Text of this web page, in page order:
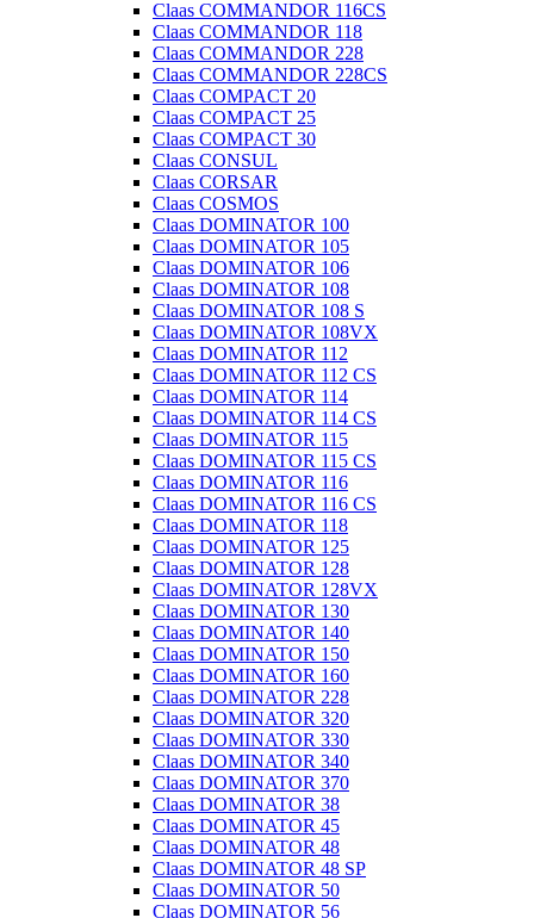
Claas COMMANDOR 116CS
Claas COMMANDOR 118
Claas COMMANDOR 228
Claas COMMANDOR 228CS
Claas COMPACT 20
Claas COMPACT 25
Claas COMPACT 30
Claas CONSUL
Claas CORSAR
Claas COSMOS
Claas DOMINATOR 100
Claas DOMINATOR 105
Claas DOMINATOR 106
Claas DOMINATOR 108
Claas DOMINATOR 108 S
Claas DOMINATOR 108VX
Claas DOMINATOR 112
Claas DOMINATOR 112 CS
Claas DOMINATOR 114
Claas DOMINATOR 114 CS
Claas DOMINATOR 115
Claas DOMINATOR 115 CS
Claas DOMINATOR 116
Claas DOMINATOR 116 CS
Claas DOMINATOR 118
Claas DOMINATOR 125
Claas DOMINATOR 128
Claas DOMINATOR 128VX
Claas DOMINATOR 130
Claas DOMINATOR 140
Claas DOMINATOR 150
Claas DOMINATOR 160
Claas DOMINATOR 228
Claas DOMINATOR 320
Claas DOMINATOR 330
Claas DOMINATOR 340
Claas DOMINATOR 370
Claas DOMINATOR 38
Claas DOMINATOR 45
Claas DOMINATOR 48
Claas DOMINATOR 48 SP
Claas DOMINATOR 50
Claas DOMINATOR 56